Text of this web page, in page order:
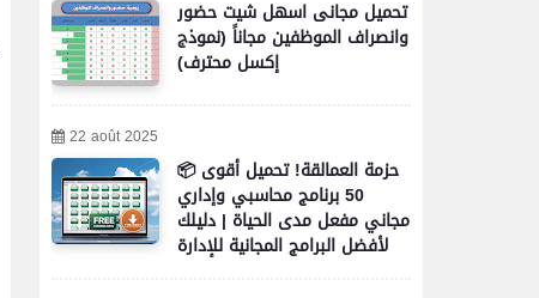
تحميل مجانى اسهل شيت حضور
وانصراف الموظفين مجاناً (نموذج
إكسل محترف)
22 août 2025
📦 حزمة العمالقة! تحميل أقوى
50 برنامج محاسبي وإداري
مجاني مفعل مدى الحياة | دليلك
لأفضل البرامج المجانية للإدارة